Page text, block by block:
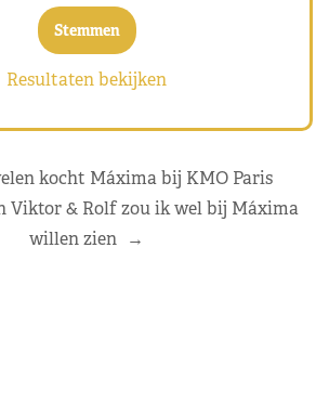
Resultaten bekijken
kocht Máxima bij KMO Paris
Viktor & Rolf zou ik wel bij Máxima
willen zien →